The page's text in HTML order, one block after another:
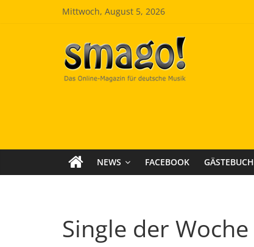
Mittwoch, August 5, 2026
Smago
SchlagerMAGazinOnline
NEWS FACEBOOK GÄSTEBUCH
Single der Woche